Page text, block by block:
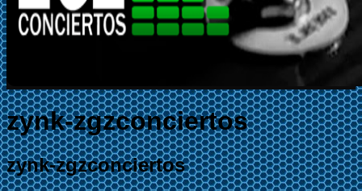
zynk-zgzconciertos
zynk-zgzconciertos